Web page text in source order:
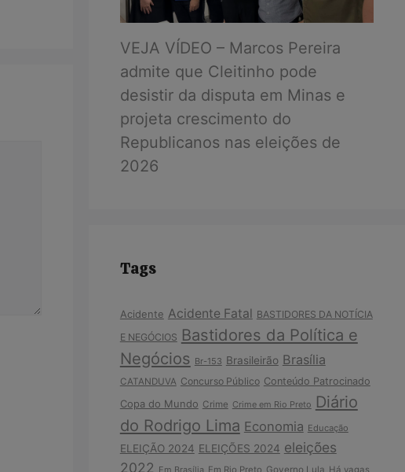
VEJA VÍDEO – Marcos Pereira
admite que Cleitinho pode
desistir da disputa em Minas e
projeta crescimento do
Republicanos nas eleições de
2026
Tags
Acidente Acidente Fatal BASTIDORES DA NOTÍCIA
E NEGÓCIOS Bastidores da Política e
Negócios Br-153 Brasileirão Brasília
CATANDUVA Concurso Público Conteúdo Patrocinado
Copa do Mundo Crime Crime em Rio Preto Diário
do Rodrigo Lima Economia Educação
ELEIÇÃO 2024 ELEIÇÕES 2024 eleições
2022 Em Brasília Em Rio Preto Governo Lula Há vagas